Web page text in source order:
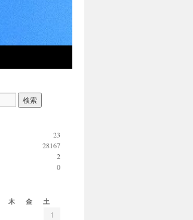
23
28167
2
0
木 金 土
1